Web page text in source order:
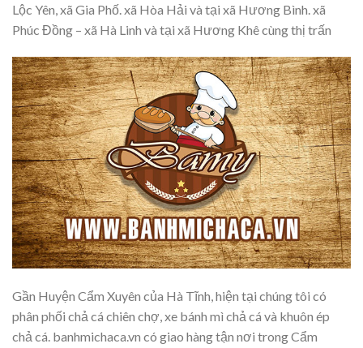
Lộc Yên, xã Gia Phố. xã Hòa Hải và tại xã Hương Bình. xã
Phúc Đồng – xã Hà Linh và tại xã Hương Khê cùng thị trấn
Gần Huyện Cẩm Xuyên của Hà Tĩnh, hiện tại chúng tôi có
phân phối chả cá chiên chợ, xe bánh mì chả cá và khuôn ép
chả cá. banhmichaca.vn có giao hàng tận nơi trong Cẩm